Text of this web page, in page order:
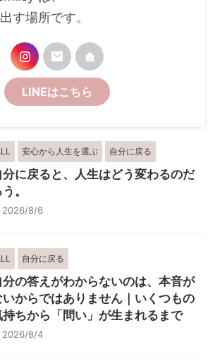
す場所です。
LINEはこちら
安心から人生を選ぶ 自分に戻る
分に戻ると、人生はどう変わるのだ
。
2026/8/6
自分に戻る
分の答えがわからないのは、本音が
いからではありません｜いくつもの
持ちから「問い」が生まれるまで
2026/8/4